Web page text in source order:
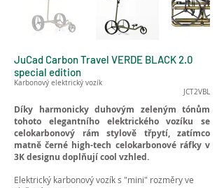
JuCad Carbon Travel VERDE BLACK 2.0
special edition
Karbonový elektrický vozík
JCT2VBL
Díky harmonicky duhovým zeleným tónům
tohoto elegantního elektrického vozíku se
celokarbonový rám stylově třpytí, zatímco
matně černé high-tech celokarbonové ráfky v
3K designu doplňují cool vzhled.
Elektrický karbonový vozík s "mini" rozměry ve